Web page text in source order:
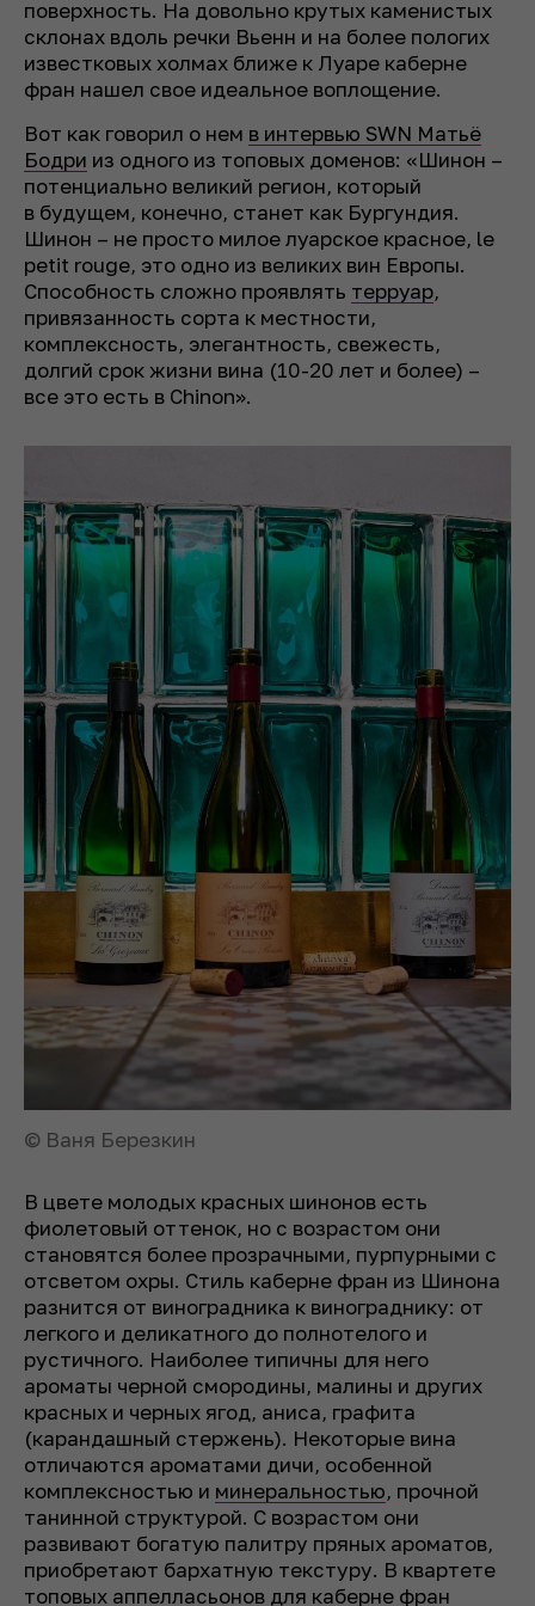
поверхность. На довольно крутых каменистых
склонах вдоль речки Вьенн и на более пологих
известковых холмах ближе к Луаре каберне
фран нашел свое идеальное воплощение.
Вот как говорил о нем в интервью SWN Матьё
Бодри из одного из топовых доменов: «Шинон –
потенциально великий регион, который
в будущем, конечно, станет как Бургундия.
Шинон – не просто милое луарское красное, le
petit rouge, это одно из великих вин Европы.
Способность сложно проявлять терруар,
привязанность сорта к местности,
комплексность, элегантность, свежесть,
долгий срок жизни вина (10-20 лет и более) –
все это есть в Chinon».
© Ваня Березкин
В цвете молодых красных шинонов есть
фиолетовый оттенок, но с возрастом они
становятся более прозрачными, пурпурными с
отсветом охры. Стиль каберне фран из Шинона
разнится от виноградника к винограднику: от
легкого и деликатного до полнотелого и
рустичного. Наиболее типичны для него
ароматы черной смородины, малины и других
красных и черных ягод, аниса, графита
(карандашный стержень). Некоторые вина
отличаются ароматами дичи, особенной
комплексностью и минеральностью, прочной
танинной структурой. С возрастом они
развивают богатую палитру пряных ароматов,
приобретают бархатную текстуру. В квартете
топовых аппелласьонов для каберне фран